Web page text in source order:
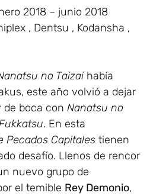
2018 – junio 2018
, Dentsu , Kodansha ,
no Taizai había
este año volvió a dejar
de boca con Nanatsu no
. En esta
Pecados Capitales tienen
desafío. Llenos de rencor
nuevo grupo de
el temible Rey Demonio,